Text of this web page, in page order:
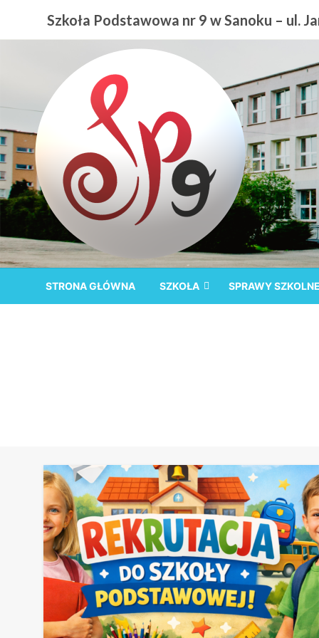
treści
Szkoła Podstawowa nr 9 w Sanoku – ul.
Szkoła Podstawowa
STRONA GŁÓWNA SZKOŁA SPRAWY SZKOLNE